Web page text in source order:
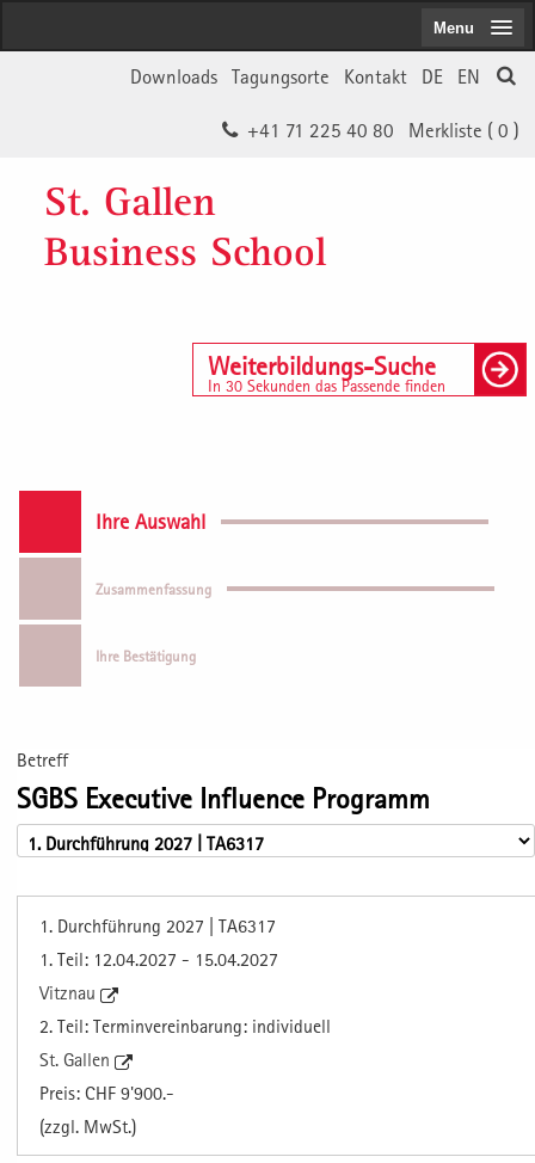
EN
DE
Kontakt
Tagungsorte
Downloads
Merkliste ( 0 )
+41 71 225 40 80
St. Gallen
Business School
Weiterbildungs-Suche
In 30 Sekunden das Passende finden
Menu
Ihre Auswahl
Zusammenfassung
Ihre Bestätigung
Betreff
SGBS Executive Influence Programm
1. Durchführung 2027 | TA6317
1. Teil: 12.04.2027 - 15.04.2027
Vitznau
2. Teil: Terminvereinbarung: individuell
St. Gallen
Preis: CHF 9'900.-
(zzgl. MwSt.)